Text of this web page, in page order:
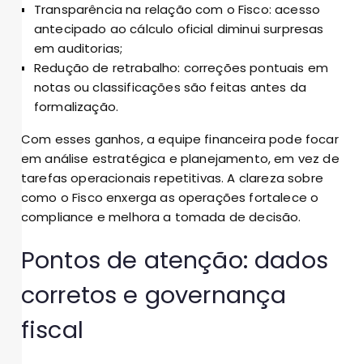
Transparência na relação com o Fisco: acesso
antecipado ao cálculo oficial diminui surpresas
em auditorias;
Redução de retrabalho: correções pontuais em
notas ou classificações são feitas antes da
formalização.
Com esses ganhos, a equipe financeira pode focar
em análise estratégica e planejamento, em vez de
tarefas operacionais repetitivas. A clareza sobre
como o Fisco enxerga as operações fortalece o
compliance e melhora a tomada de decisão.
Pontos de atenção: dados
corretos e governança
fiscal